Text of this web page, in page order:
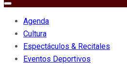
Agenda
Cultura
Espectáculos & Recitales
Eventos Deportivos